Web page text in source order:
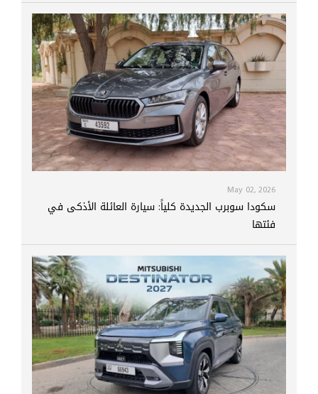
May 02, 2026
سكودا سوبرب الجديدة كلياً: سيارة العائلة الأذكى في
فئتها